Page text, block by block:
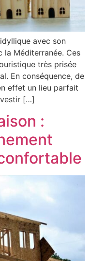
avec son
Méditerranée. Ces
très prisée
En conséquence, de
effet un lieu parfait
[…]
: